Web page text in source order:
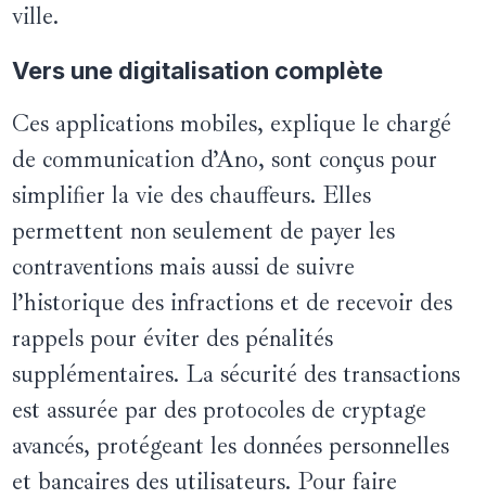
ville.
Vers une digitalisation complète
Ces applications mobiles, explique le chargé
de communication d’Ano, sont conçus pour
simplifier la vie des chauffeurs. Elles
permettent non seulement de payer les
contraventions mais aussi de suivre
l’historique des infractions et de recevoir des
rappels pour éviter des pénalités
supplémentaires. La sécurité des transactions
est assurée par des protocoles de cryptage
avancés, protégeant les données personnelles
et bancaires des utilisateurs. Pour faire